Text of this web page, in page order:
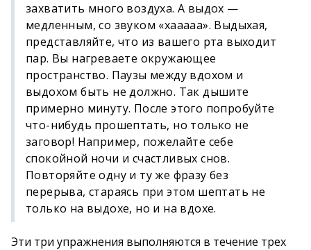
захватить много воздуха. А выдох —
медленным, со звуком «хааааа». Выдыхая,
представляйте, что из вашего рта выходит
пар. Вы нагреваете окружающее
пространство. Паузы между вдохом и
выдохом быть не должно. Так дышите
примерно минуту. После этого попробуйте
что-нибудь прошептать, но только не
заговор! Например, пожелайте себе
спокойной ночи и счастливых снов.
Повторяйте одну и ту же фразу без
перерыва, стараясь при этом шептать не
только на выдохе, но и на вдохе.
Эти три упражнения выполняются в течение трех